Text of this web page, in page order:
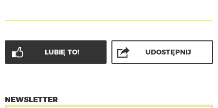
LUBIĘ TO! UDOSTĘPNIJ
NEWSLETTER